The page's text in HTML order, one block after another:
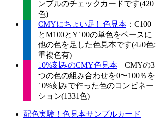
ンプルのチェックカードです(420
色)
CMYにちょい足し色見本 ：C100
とM100とY100の単色をベースに
他の色を足した色見本です(420色:
重複色有)
10%刻みのCMY色見本 ：CMYの3
つの色の組み合わせを0〜100％を
10%刻みで作った色のコンビネー
ション(1331色)
配色実験！色見本サンプルカード